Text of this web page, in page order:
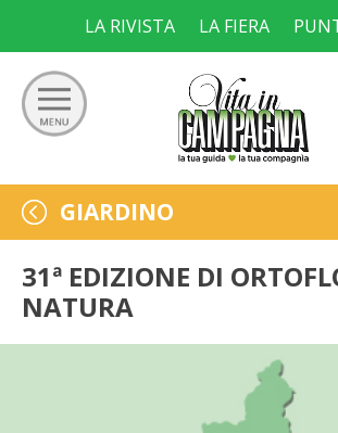
content
LA RIVISTA LA FIERA
Ricerca
per:
GIARDINO
ORTO
FRUTTETO
GIARDINO
31ª EDIZIONE DI
NATURA